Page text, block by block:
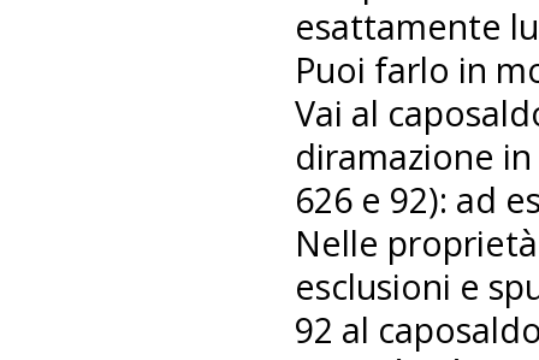
esattamente
Puoi farlo in
Vai al
diramazione
626 e 92): ad
Nelle
esclusioni e
92 al